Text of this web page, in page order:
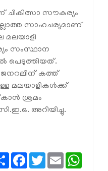
സൗകര്യം
സാഹചര്യമാണ്
മലയാളി
സംസ്ഥാന
പെടുത്തിയത്.
കത്ത്
മലയാളികള്‍ക്ക്
ശ്രമം
അറിയിച്ചു.
ShareFacebook
TwitterEmail